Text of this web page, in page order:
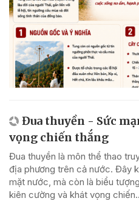
Đua thuyền - Sức
vọng chiến thắng
Đua thuyền là môn thể thao
địa phương trên cả nước. Đây
mặt nước, mà còn là biểu
kiên cường và khát vọng